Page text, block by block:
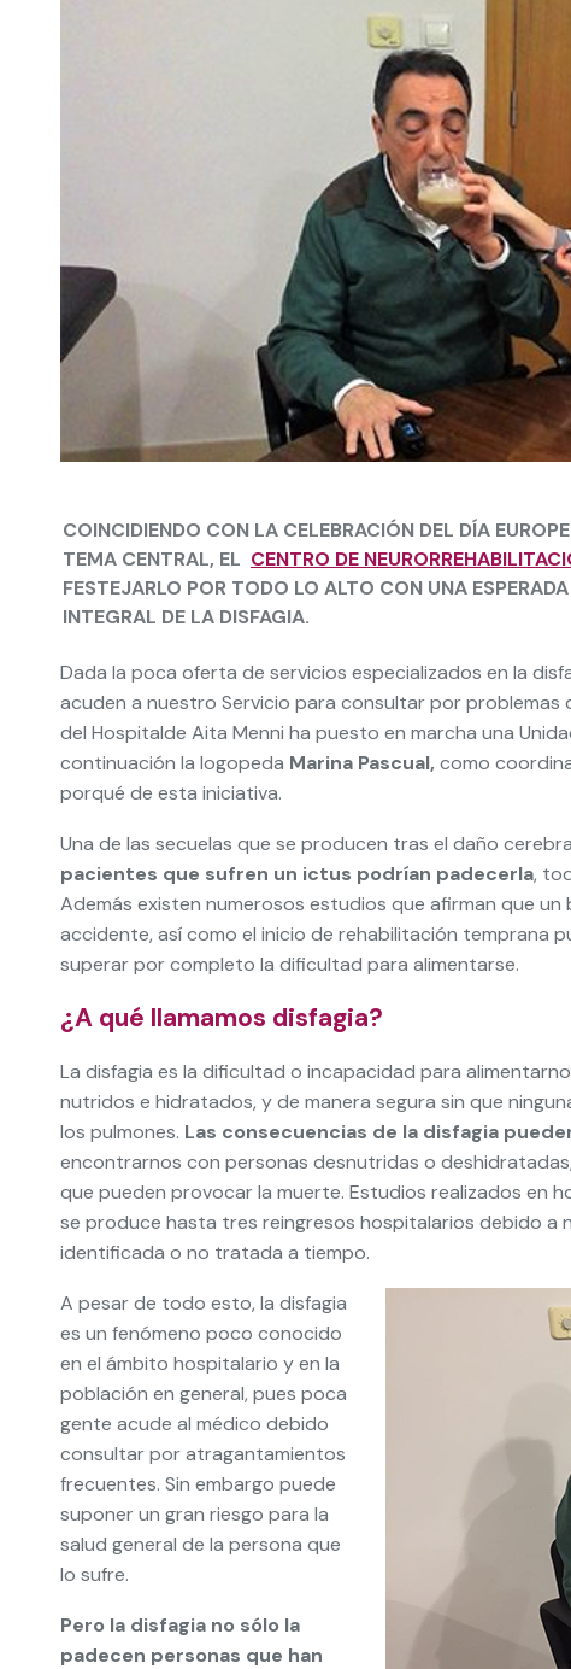
COINCIDIENDO CON LA CELEBRACIÓN DEL DÍA
TEMA CENTRAL, EL CENTRO DE
FESTEJARLO POR TODO LO ALTO CON UNA
INTEGRAL DE LA DISFAGIA.
Dada la poca oferta de servicios especializados en la
acuden a nuestro Servicio para consultar por
del Hospitalde Aita Menni ha puesto en marcha una
continuación la logopeda Marina Pascual, como
porqué de esta iniciativa.
Una de las secuelas que se producen tras el daño
pacientes que sufren un ictus podrían padecerla,
Además existen numerosos estudios que afirman que
accidente, así como el inicio de rehabilitación temprana
superar por completo la dificultad para alimentarse.
¿A qué llamamos disfagia?
La disfagia es la dificultad o incapacidad para
nutridos e hidratados, y de manera segura sin que
los pulmones. Las consecuencias de la disfagia
encontrarnos con personas desnutridas o
que pueden provocar la muerte. Estudios realizados en
se produce hasta tres reingresos hospitalarios debido a
identificada o no tratada a tiempo.
A pesar de todo esto, la disfagia
es un fenómeno poco conocido
en el ámbito hospitalario y en la
población en general, pues poca
gente acude al médico debido
consultar por atragantamientos
frecuentes. Sin embargo puede
suponer un gran riesgo para la
salud general de la persona que
lo sufre.
Pero la disfagia no sólo la
padecen personas que han